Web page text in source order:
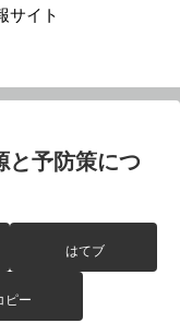
サイト
と予防策につ
はてブ
ピー